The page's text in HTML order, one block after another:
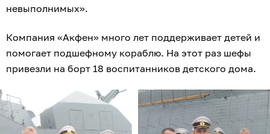
невыполнимых».
Компания «Акфен» много лет поддерживает детей и
помогает подшефному кораблю. На этот раз шефы
привезли на борт 18 воспитанников детского дома.